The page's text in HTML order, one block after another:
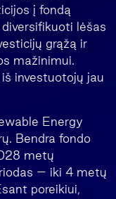
į fondą
lėšas
grąžą ir
mažinimui.
investuotojų jau
Energy
Bendra fondo
metų
– iki 4 metų
poreikiui,